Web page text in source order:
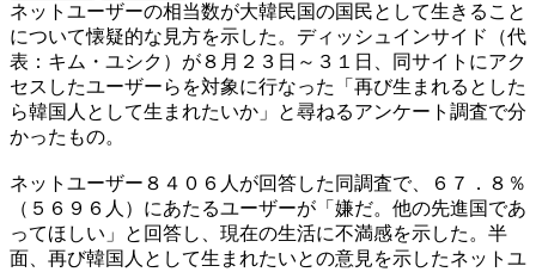
ネットユーザーの相当数が大韓民国の国民として生きること
について懐疑的な見方を示した。ディッシュインサイド（代
表：キム・ユシク）が８月２３日～３１日、同サイトにアク
セスしたユーザーらを対象に行なった「再び生まれるとした
ら韓国人として生まれたいか」と尋ねるアンケート調査で分
かったもの。
ネットユーザー８４０６人が回答した同調査で、６７．８％
（５６９６人）にあたるユーザーが「嫌だ。他の先進国であ
ってほしい」と回答し、現在の生活に不満感を示した。半
面、再び韓国人として生まれたいとの意見を示したネットユ